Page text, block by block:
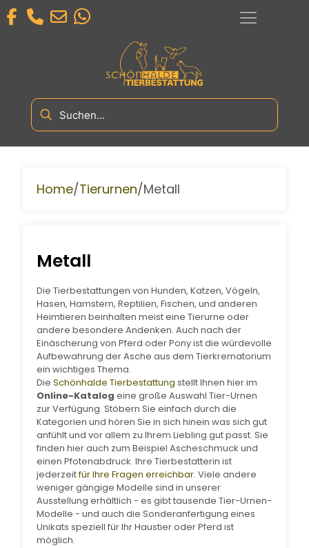
Home/Tierurnen/Metall
Metall
Die Tierbestattungen von Hunden, Katzen, Vögeln,
Hasen, Hamstern, Reptilien, Fischen, und anderen
Heimtieren beinhalten meist eine Tierurne oder
andere besondere Andenken. Auch nach der
Einäscherung von Pferd oder Pony ist die würdevolle
Aufbewahrung der Asche aus dem Tierkrematorium
ein wichtiges Thema.
Die Schönhalde Tierbestattung stellt Ihnen hier im
Online-Katalog eine große Auswahl Tier-Urnen
zur Verfügung. Stöbern Sie einfach durch die
Kategorien und hören Sie in sich hinein was sich gut
anfühlt und vor allem zu Ihrem Liebling gut passt. Sie
finden hier auch zum Beispiel Ascheschmuck und
einen Pfotenabdruck. Ihre Tierbestatterin ist
jederzeitfür Ihre Fragen erreichbar. Viele andere
weniger gängige Modelle sind in unserer
Ausstellung erhältlich - es gibt tausende Tier-Urnen-
Modelle - und auch die Sonderanfertigung eines
Unikats speziell für Ihr Haustier oder Pferd ist
möglich.